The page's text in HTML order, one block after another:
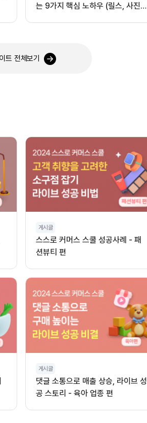
는 9가지 핵심 노하우 (릴스, 사진,
트 전체보기
게시글
스스로 커머스 스쿨 성공사례 - 패
션뷰티 편
게시글
댓글 소통으로 매출 상승, 라이브 성
공 스토리 - 육아 업종 편